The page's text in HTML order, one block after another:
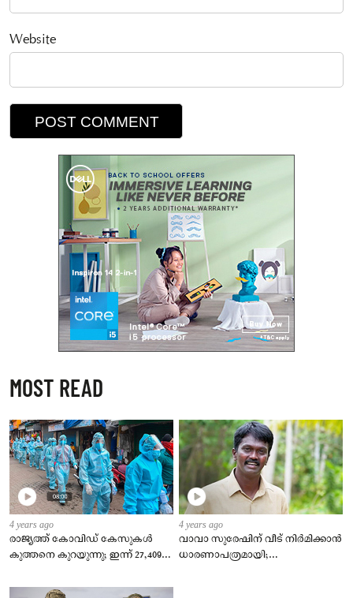
Website
MOST READ
4 years ago
രാജ്യത്ത് കോവിഡ് കേസുകള്‍
കുത്തനെ കുറയുന്നു; ഇന്ന് 27,409
4 years ago
വാവാ സുരേഷിന് വീട് നിര്‍മിക്കാന്‍
ധാരണാപത്രമായി;